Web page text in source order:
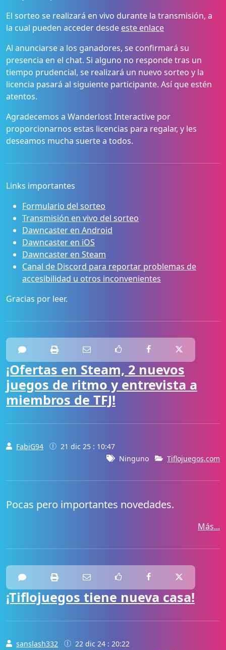
El sorteo se realizará en vivo durante la transmisión, a
la cual pueden acceder desde este enlace
Al anunciarse a los ganadores, se confirmará su
presencia en el chat. Si alguno no responde tras un
tiempo prudencial, se realizará un nuevo sorteo y la
licencia pasará al siguiente participante. Así que estén
atentos.
Agradecemos a Wanderlost Interactive por
proporcionarnos estas licencias para regalar, y les
deseamos mucha suerte a todos.
Links importantes
Formulario del sorteo
Transmisión en vivo del sorteo
Dawncaster en Android
Dawncaster en iOS
Dawncaster en Steam
Canal de Discord para reportar problemas de
accesibilidad u otros inconvenientes
Gracias por leer.
¡Ofertas en Steam, 2 nuevos
juegos de ritmo y entrevista a
miembros de TFJ!
FabiG94
21 dic 25 : 10:47
Ninguno
Tiflojuegos.com
Pocas pero importantes novedades.
Más...
¡Tiflojuegos tiene nueva casa!
sanslash332
22 dic 24 : 20:22